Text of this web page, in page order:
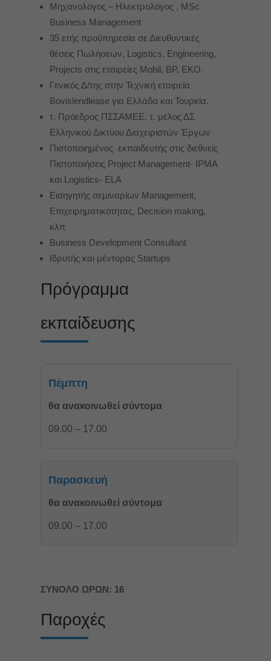
Μηχανολόγος – Ηλεκτρολόγος , MSc
Business Μanagement
35 ετής προϋπηρεσία σε Διευθυντικές
θέσεις Πωλήσεων, Logistics, Engineering,
Projects στις εταιρείες Mobil, BP, EKO.
Γενικός Δ/της στην Τεχνική εταιρεία
Bovislendlease για Ελλάδα και Τουρκία.
τ. Πρόεδρος ΠΣΣΑΜΕΕ, τ. μέλος ΔΣ
Ελληνικού Δικτύου Διαχειριστών Έργων
Πιστοποιημένος εκπαιδευτής στις διεθνείς
Πιστοποιήσεις Project Management- IPMA
και Logistics- ELA
Εισηγητής σεμιναρίων Management,
Επιχειρηματικότητας, Decision making,
κλπ
Business Development Consultant
Ιδρυτής και μέντορας Startups
Πρόγραμμα
εκπαίδευσης
Πέμπτη
θα ανακοινωθεί σύντομα
09.00 – 17.00
Παρασκευή
θα ανακοινωθεί σύντομα
09.00 – 17.00
ΣΥΝΟΛΟ ΩΡΩΝ: 16
Παροχές